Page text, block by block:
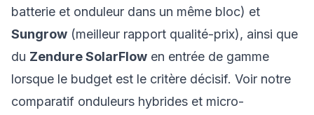
batterie et onduleur dans un même bloc) et
Sungrow (meilleur rapport qualité-prix), ainsi que
du Zendure SolarFlow en entrée de gamme
lorsque le budget est le critère décisif. Voir notre
comparatif onduleurs hybrides et micro-